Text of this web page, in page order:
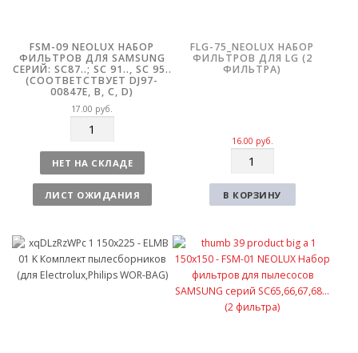
FSM-09 NEOLUX НАБОР
ФИЛЬТРОВ ДЛЯ SAMSUNG
СЕРИЙ: SC87..; SC 91.., SC 95..
(СООТВЕТСТВУЕТ DJ97-
00847E, B, C, D)
17.00 руб.
л
и
ч
е
о
НЕТ НА СКЛАДЕ
ЛИСТ ОЖИДАНИЯ
FLG-75_NEOLUX НАБОР
ФИЛЬТРОВ ДЛЯ LG (2
ФИЛЬТРА)
16.00 руб.
л
и
о
В КОРЗИНУ